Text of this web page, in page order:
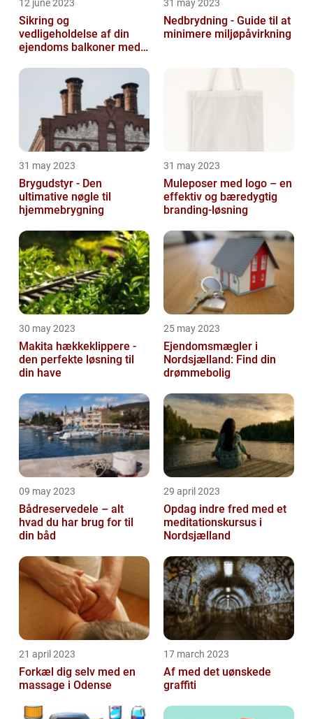
12 june 2023
Sikring og
vedligeholdelse af din
ejendoms balkoner med
31 may 2023
Nedbrydning - Guide til at
minimere miljøpåvirkning
31 may 2023
Brygudstyr - Den
ultimative nøgle til
hjemmebrygning
31 may 2023
Muleposer med logo – en
effektiv og bæredygtig
branding-løsning
30 may 2023
Makita hækkeklippere -
den perfekte løsning til
din have
25 may 2023
Ejendomsmægler i
Nordsjælland: Find din
drømmebolig
09 may 2023
Bådreservedele – alt
hvad du har brug for til
din båd
29 april 2023
Opdag indre fred med et
meditationskursus i
Nordsjælland
21 april 2023
Forkæl dig selv med en
massage i Odense
17 march 2023
Af med det uønskede
graffiti